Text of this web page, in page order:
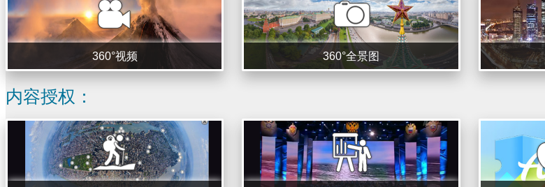
360°视频 360°全景图
内容授权：